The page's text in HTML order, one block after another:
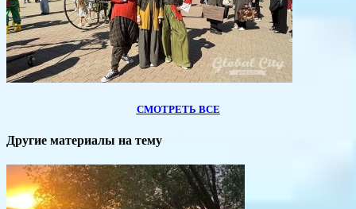
СМОТРЕТЬ ВСЕ
Другие материалы на тему